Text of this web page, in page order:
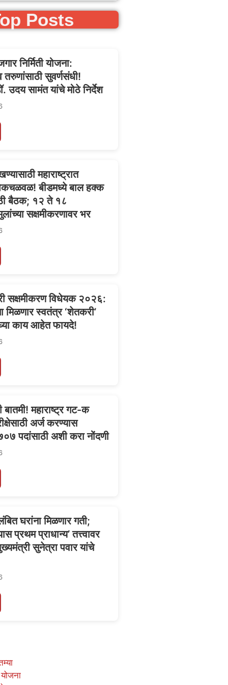
Posts
निर्मिती योजना:
सुवर्णसंधी!
उदय सामंत यांचे मोठे निर्देश
महाराष्ट्रात
बीडमध्ये बाल हक्क
बैठक; १२ ते १८
सक्षमीकरणावर भर
सक्षमीकरण विधेयक २०२६:
मिळणार स्वतंत्र ‘शेतकरी’
काय आहेत फायदे!
महाराष्ट्र गट-क
अर्ज करण्यास
पदांसाठी अशी करा नोंदणी
घरांना मिळणार गती;
प्रथम प्राधान्य’ तत्त्वावर
सुनेत्रा पवार यांचे